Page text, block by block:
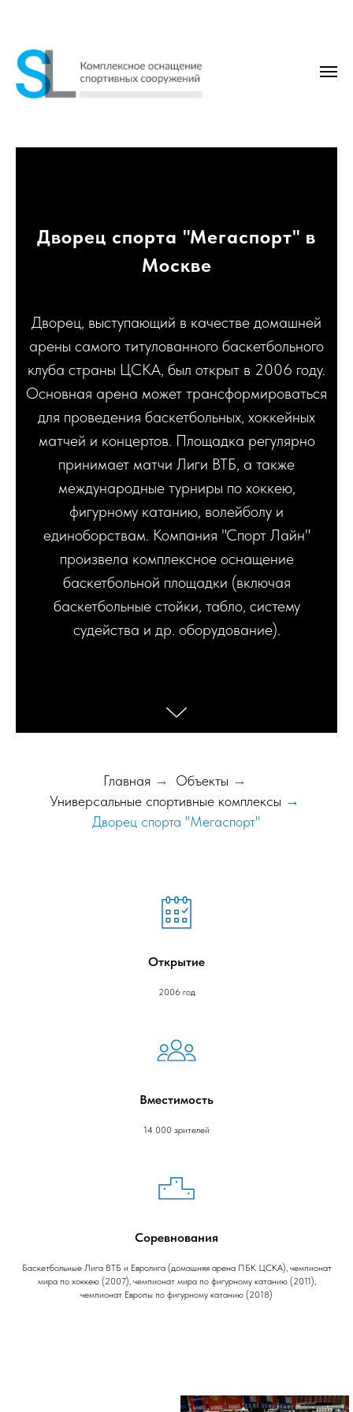
Дворец спорта "Мегаспорт" в
Москве
Дворец, выступающий в качестве домашней
арены самого титулованного баскетбольного
клуба страны ЦСКА, был открыт в 2006 году.
Основная арена может трансформироваться
для проведения баскетбольных, хоккейных
матчей и концертов. Площадка регулярно
принимает матчи Лиги ВТБ, а также
международные турниры по хоккею,
фигурному катанию, волейболу и
единоборствам. Компания "Спорт Лайн"
произвела комплексное оснащение
баскетбольной площадки (включая
баскетбольные стойки, табло, систему
судейства и др. оборудование).
Главная → Объекты →
Универсальные спортивные комплексы →
Дворец спорта "Мегаспорт"
Открытие
2006 год
Вместимость
14 000 зрителей
Соревнования
Баскетбольные Лига ВТБ и Евролига (домашняя арена ПБК ЦСКА), чемпионат
мира по хоккею (2007), чемпионат мира по фигурному катанию (2011),
чемпионат Европы по фигурному катанию (2018)